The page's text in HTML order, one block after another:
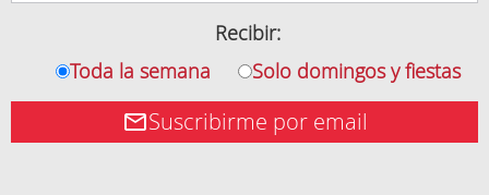
Recibir:
Toda la semana
Solo domingos y fiestas
Suscribirme por email